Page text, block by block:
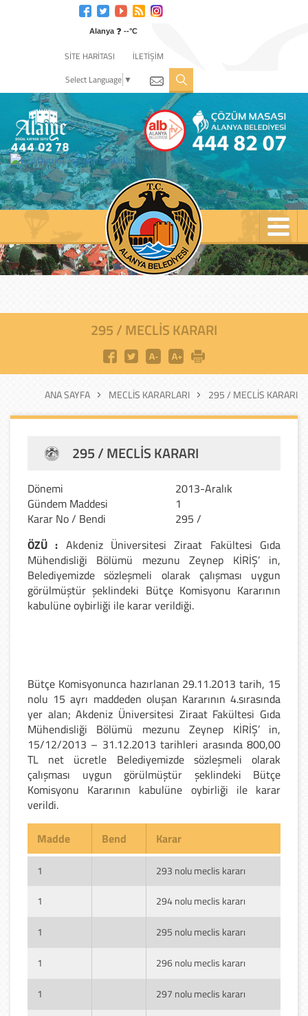
Alanya ❓ --°C
SİTE HARİTASI
İLETİŞİM
Select Language ▼
295 / MECLIS KARARI
ANA SAYFA MECLIS KARARLARI 295 / MECLIS KARARI
295 / MECLIS KARARI
Dönemi
2013-Aralık
Gündem Maddesi
1
Karar No / Bendi
295 /
ÖZÜ : Akdeniz Üniversitesi Ziraat Fakültesi Gıda
Mühendisliği Bölümü mezunu Zeynep KİRİŞ’ in,
Belediyemizde sözleşmeli olarak çalışması uygun
görülmüştür şeklindeki Bütçe Komisyonu Kararının
kabulüne oybirliği ile karar verildiği.
Bütçe Komisyonunca hazırlanan 29.11.2013 tarih, 15
nolu 15 ayrı maddeden oluşan Kararının 4.sırasında
yer alan; Akdeniz Üniversitesi Ziraat Fakültesi Gıda
Mühendisliği Bölümü mezunu Zeynep KİRİŞ’ in,
15/12/2013 – 31.12.2013 tarihleri arasında 800,00
TL net ücretle Belediyemizde sözleşmeli olarak
çalışması uygun görülmüştür şeklindeki Bütçe
Komisyonu Kararının kabulüne oybirliği ile karar
verildi.
Madde Bend Karar
1 293 nolu meclis kararı
1 294 nolu meclis kararı
1 295 nolu meclis kararı
1 296 nolu meclis kararı
1 297 nolu meclis kararı